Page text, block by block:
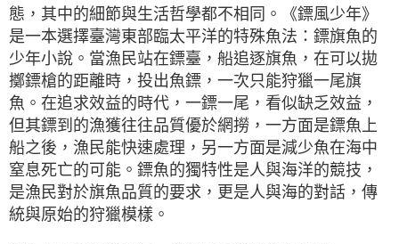
態，其中的細節與生活哲學都不相同。《鏢風少年》
是一本選擇臺灣東部臨太平洋的特殊魚法：鏢旗魚的
少年小說。當漁民站在鏢臺，船追逐旗魚，在可以拋
擲鏢槍的距離時，投出魚鏢，一次只能狩獵一尾旗
魚。在追求效益的時代，一鏢一尾，看似缺乏效益，
但其鏢到的漁獲往往品質優於網撈，一方面是鏢魚上
船之後，漁民能快速處理，另一方面是減少魚在海中
窒息死亡的可能。鏢魚的獨特性是人與海洋的競技，
是漁民對於旗魚品質的要求，更是人與海的對話，傳
統與原始的狩獵模樣。